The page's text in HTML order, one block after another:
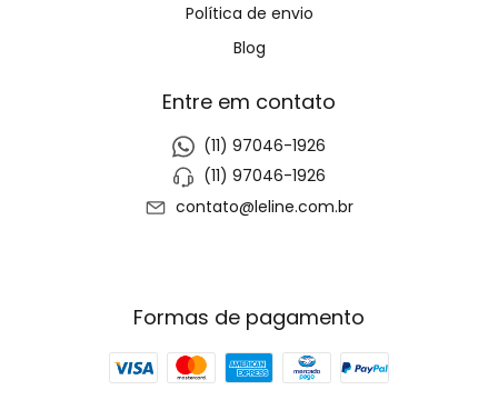
Política de envio
Blog
Entre em contato
(11) 97046-1926
(11) 97046-1926
contato@leline.com.br
Formas de pagamento